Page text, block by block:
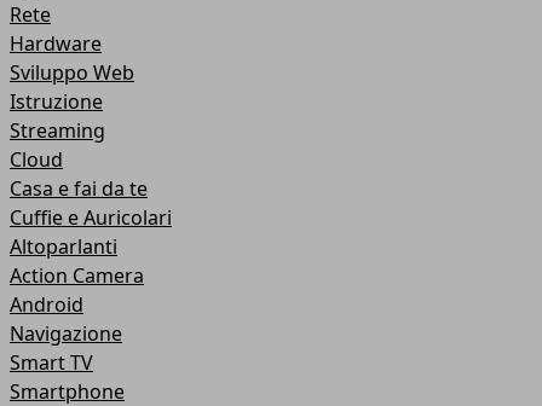
Rete
Hardware
Sviluppo Web
Istruzione
Streaming
Cloud
Casa e fai da te
Cuffie e Auricolari
Altoparlanti
Action Camera
Android
Navigazione
Smart TV
Smartphone